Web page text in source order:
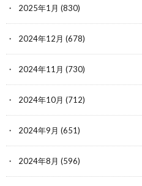
2025年1月 (830)
2024年12月 (678)
2024年11月 (730)
2024年10月 (712)
2024年9月 (651)
2024年8月 (596)